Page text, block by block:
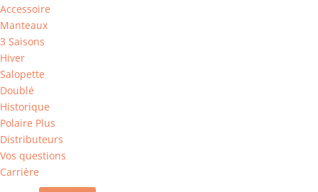
Accessoire
Manteaux
3 Saisons
Hiver
Salopette
Doublé
Historique
Polaire Plus
Distributeurs
Vos questions
Carrière